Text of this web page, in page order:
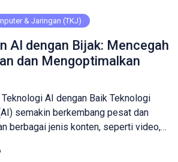
& Jaringan (TKJ)
AI dengan Bijak: Mencegah
dan Mengoptimalkan
AI dengan Baik Teknologi
semakin berkembang pesat dan
berbagai jenis konten, seperti video,
ini juga dimanfaatkan untuk tujuan